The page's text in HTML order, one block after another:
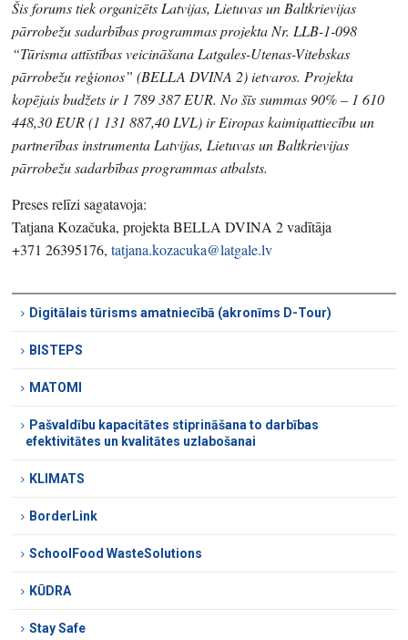
Šis forums tiek organizēts Latvijas, Lietuvas un Baltkrievijas
pārrobežu sadarbības programmas projekta Nr. LLB-1-098
“Tūrisma attīstības veicināšana Latgales-Utenas-Vitebskas
pārrobežu reģionos” (BELLA DVINA 2) ietvaros. Projekta
kopējais budžets ir 1 789 387 EUR. No šīs summas 90% – 1 610
448,30 EUR (1 131 887,40 LVL) ir Eiropas kaimiņattiecību un
partnerības instrumenta Latvijas, Lietuvas un Baltkrievijas
pārrobežu sadarbības programmas atbalsts.
Preses relīzi sagatavoja:
Tatjana Kozačuka, projekta BELLA DVINA 2 vadītāja
+371 26395176,tatjana.kozacuka@latgale.lv
Digitālais tūrisms amatniecībā (akronīms D-Tour)
BISTEPS
MATOMI
Pašvaldību kapacitātes stiprināšana to darbības
efektivitātes un kvalitātes uzlabošanai
KLIMATS
BorderLink
SchoolFood WasteSolutions
KŪDRA
Stay Safe